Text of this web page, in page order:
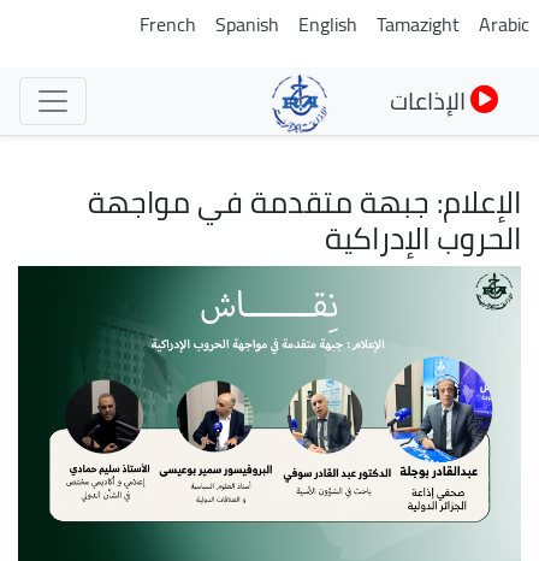
تجاوز
Arabic
Tamazight
English
Spanish
French
الإذاعات
الإعلام: جبهة متقدمة في مواجهة
الحروب الإدراكية
الصورة